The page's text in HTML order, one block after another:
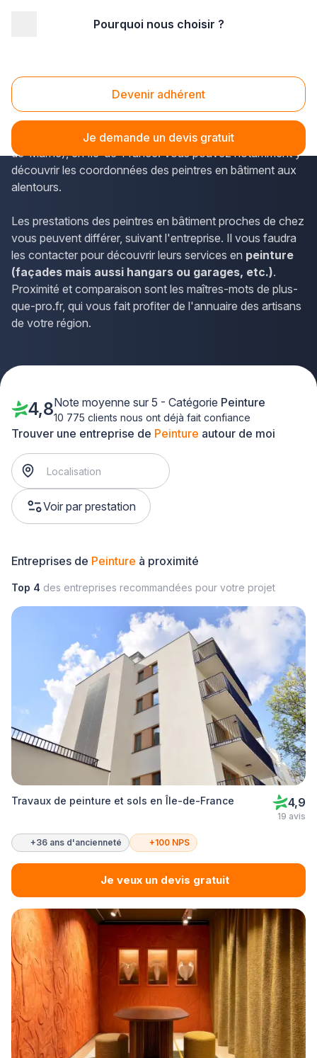
Pourquoi nous choisir ?
Devenir adhérent
Je demande un devis gratuit
Peinture Cachan (94230)
Le site plus-que-pro.fr donne accès à des données
d'importance concernant les sociétés de Cachan (Val-
de-Marne), en Île-de-France. Vous pouvez notamment y
découvrir les coordonnées des peintres en bâtiment aux
alentours.
Les prestations des peintres en bâtiment proches de chez
vous peuvent différer, suivant l'entreprise. Il vous faudra
les contacter pour découvrir leurs services en peinture
(façades mais aussi hangars ou garages, etc.).
Proximité et comparaison sont les maîtres-mots de plus-
que-pro.fr, qui vous fait profiter de l'annuaire des artisans
de votre région.
Trouver une entreprise de Peinture autour de moi
Voir par prestation
4,8Note moyenne sur 5 - Catégorie Peinture
10 775 clients nous ont déjà fait confiance
Entreprises de Peinture à proximité
Top 4 des entreprises recommandées pour votre projet
Travaux de peinture et sols en Île-de-France 4,9
19 avis
+36 ans d'ancienneté +100 NPS
Je veux un devis gratuit